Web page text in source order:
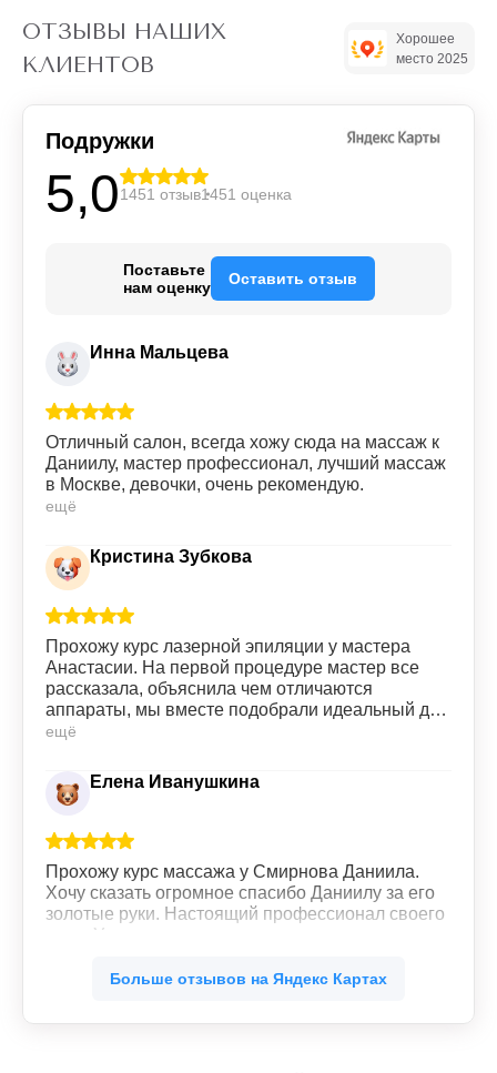
ОТЗЫВЫ НАШИХ
КЛИЕНТОВ
Хорошее
место 2025
Подружки
5,01451 отзыв1451 оценка
Поставьте
нам оценку
Оставить отзыв
Инна Мальцева
Отличный салон, всегда хожу сюда на массаж к
Даниилу, мастер профессионал, лучший массаж
в Москве, девочки, очень рекомендую.
ещё
Кристина Зубкова
Прохожу курс лазерной эпиляции у мастера
Анастасии. На первой процедуре мастер все
рассказала, объяснила чем отличаются
аппараты, мы вместе подобрали идеальный для
меня вариант. Сами процедуры проходят без
быстро. Девушки на ресепшене всегда
приветливы. Всем советую данную клинику.
ещё
Елена Иванушкина
Прохожу курс массажа у Смирнова Даниила.
Хочу сказать огромное спасибо Даниилу за его
золотые руки. Настоящий профессионал своего
дела. Уже со второго сеанса массажа
зажимы в мышцах. Буду продолжать.
Больше отзывов на Яндекс Картах